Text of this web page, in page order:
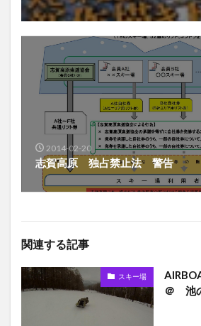
2014-02-20
志賀高原 独占禁止法 警告
関連する記事
スキー場
＠ 池